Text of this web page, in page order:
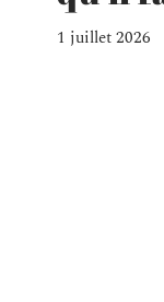
1 juillet 2026